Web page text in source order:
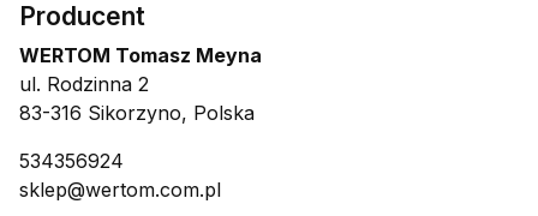
Producent
WERTOM Tomasz Meyna
ul. Rodzinna 2
83-316 Sikorzyno, Polska
534356924
sklep@wertom.com.pl